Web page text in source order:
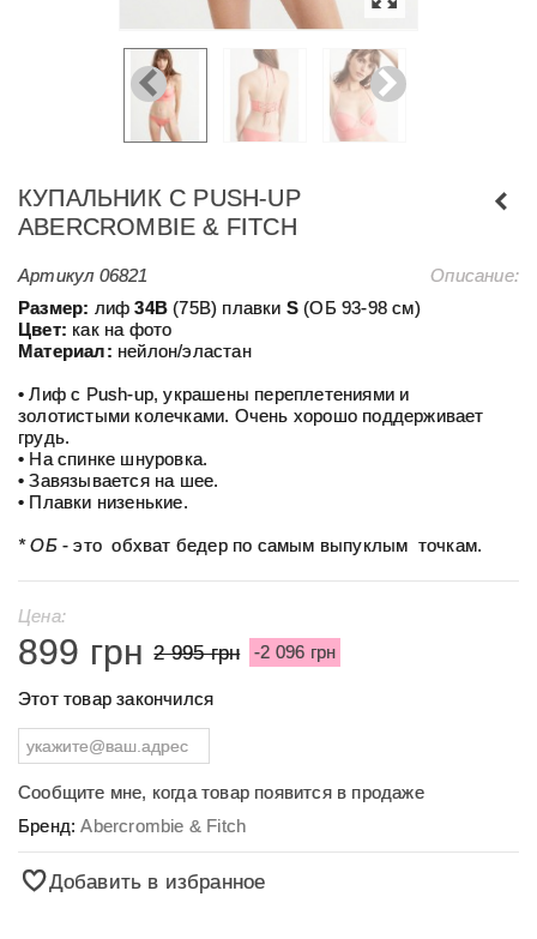
КУПАЛЬНИК С PUSH-UP
ABERCROMBIE & FITCH
Артикул 06821
Описание:
Размер: лиф34В (75В) плавки S (ОБ 93-98 см)
Цвет: как на фото
Материал: нейлон/эластан
• Лиф с Push-up, украшены переплетениями и
золотистыми колечками. Очень хорошо поддерживает
грудь.
• На спинке шнуровка.
• Завязывается на шее.
• Плавки низенькие.
* ОБ- это обхват бедер по самым выпуклым точкам.
Цена:
899 грн 2 995 грн -2 096 грн
Этот товар закончился
Сообщите мне, когда товар появится в продаже
Бренд:Abercrombie & Fitch
Добавить в избранное